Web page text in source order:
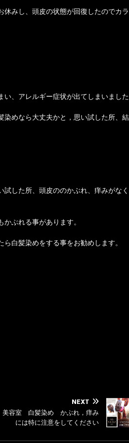
みし、頭皮の状態が回復したのでカ
、アレルギー症状が出てしまいました
めなら大丈夫かと，思い試した所、
した所、頭皮ののかぶれ、痒みがな
ぶれる事があります。
白髪染めをする事をお勧めします。
NEXT
容室 白髪染め かぶれ，痒み
には特に注意をしてください